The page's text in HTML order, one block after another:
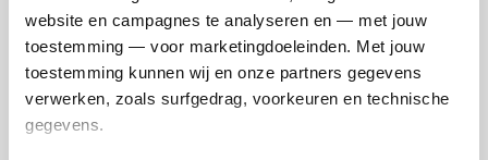
website en campagnes te analyseren en — met jouw
toestemming — voor marketingdoeleinden. Met jouw
toestemming kunnen wij en onze partners gegevens
verwerken, zoals surfgedrag, voorkeuren en technische
gegevens.